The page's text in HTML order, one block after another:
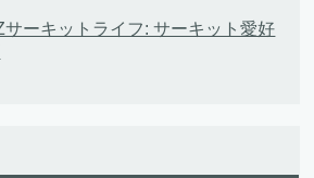
サーキットライフ: サーキット愛好